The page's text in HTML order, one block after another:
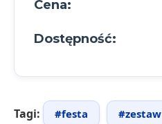
Cena:
Dostępność:
Tagi: #festa #zestaw